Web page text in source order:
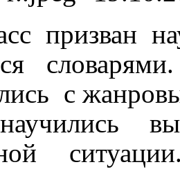
призван
с